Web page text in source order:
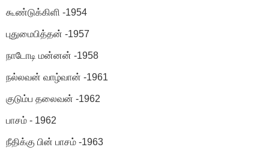
கூண்டுக்கிளி -1954
புதுமைபித்தன் -1957
நாடோடி மன்னன் -1958
நல்லவன் வாழ்வான் -1961
குடும்ப தலைவன் -1962
பாசம் - 1962
நீதிக்கு பின் பாசம் -1963